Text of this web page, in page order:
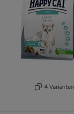
4 Varianten